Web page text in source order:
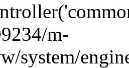
m-
system/